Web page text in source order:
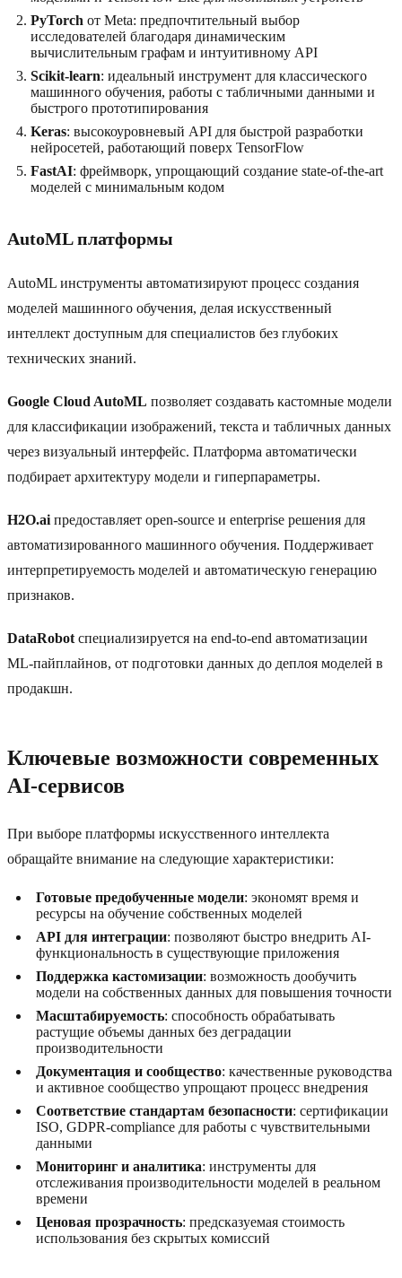
PyTorch от Meta: предпочтительный выбор
исследователей благодаря динамическим
вычислительным графам и интуитивному API
Scikit-learn: идеальный инструмент для классического
машинного обучения, работы с табличными данными и
быстрого прототипирования
Keras: высокоуровневый API для быстрой разработки
нейросетей, работающий поверх TensorFlow
FastAI: фреймворк, упрощающий создание state-of-the-art
моделей с минимальным кодом
AutoML платформы
AutoML инструменты автоматизируют процесс создания
моделей машинного обучения, делая искусственный
интеллект доступным для специалистов без глубоких
технических знаний.
Google Cloud AutoML позволяет создавать кастомные модели
для классификации изображений, текста и табличных данных
через визуальный интерфейс. Платформа автоматически
подбирает архитектуру модели и гиперпараметры.
H2O.ai предоставляет open-source и enterprise решения для
автоматизированного машинного обучения. Поддерживает
интерпретируемость моделей и автоматическую генерацию
признаков.
DataRobot специализируется на end-to-end автоматизации
ML-пайплайнов, от подготовки данных до деплоя моделей в
продакшн.
Ключевые возможности современных
AI-сервисов
При выборе платформы искусственного интеллекта
обращайте внимание на следующие характеристики:
Готовые предобученные модели: экономят время и
ресурсы на обучение собственных моделей
API для интеграции: позволяют быстро внедрить AI-
функциональность в существующие приложения
Поддержка кастомизации: возможность дообучить
модели на собственных данных для повышения точности
Масштабируемость: способность обрабатывать
растущие объемы данных без деградации
производительности
Документация и сообщество: качественные руководства
и активное сообщество упрощают процесс внедрения
Соответствие стандартам безопасности: сертификации
ISO, GDPR-compliance для работы с чувствительными
данными
Мониторинг и аналитика: инструменты для
отслеживания производительности моделей в реальном
времени
Ценовая прозрачность: предсказуемая стоимость
использования без скрытых комиссий